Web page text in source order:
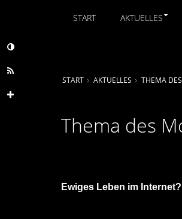
START AKTUELLES
START AKTUELLES THEMA
Thema des
Ewiges Leben im Internet?